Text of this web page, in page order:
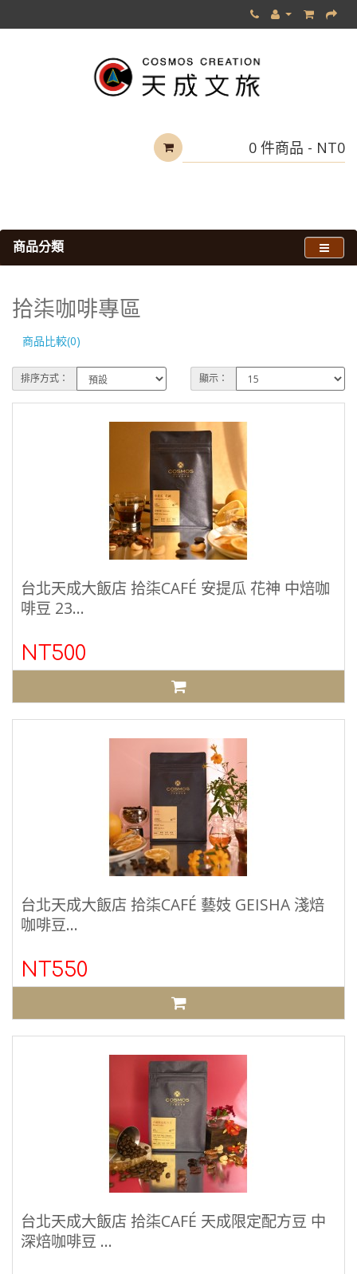
0 件商品 - NT0
商品分類
拾柒咖啡專區
商品比較(0)
排序方式： 顯示：
台北天成大飯店 拾柒CAFÉ 安提瓜 花神 中焙咖
啡豆 23...
NT500
台北天成大飯店 拾柒CAFÉ 藝妓 GEISHA 淺焙
咖啡豆...
NT550
台北天成大飯店 拾柒CAFÉ 天成限定配方豆 中
深焙咖啡豆 ...